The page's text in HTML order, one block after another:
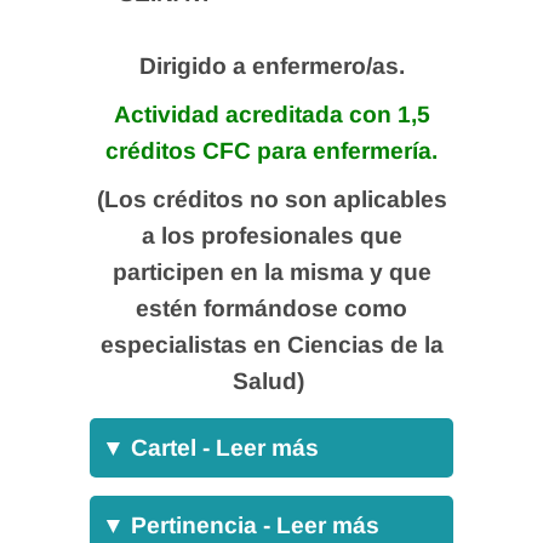
Dirigido a enfermero/as.
Actividad acreditada con 1,5
créditos CFC para enfermería.
(Los créditos no son aplicables
a los profesionales que
participen en la misma y que
estén formándose como
especialistas en Ciencias de la
Salud)
▼ Cartel - Leer más
▼ Pertinencia - Leer más